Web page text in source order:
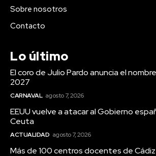
Más de 100 centros docentes
participaron el curso pasado
programa ‘ComunicA’
Un total de 109 centros educativos públicos de
curso escolar...
Teruel destaca el importante esfuerzo
perfecto estado
Agosto 7, 2026
Cádiz se suma un año más a la
reciclaje de latas en sus playas
Sobre nosotros
Contacto
Lo último
El coro de Julio Pardo anuncia el
2027
CARNAVAL agosto 7, 2026
EEUU vuelve a atacar al Gobierno
Ceuta
ACTUALIDAD agosto 7, 2026
Más de 100 centros docentes de